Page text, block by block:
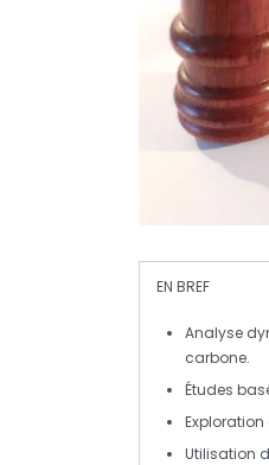
EN BREF
Analyse
carbone.
Études
Exploration
Utilisation